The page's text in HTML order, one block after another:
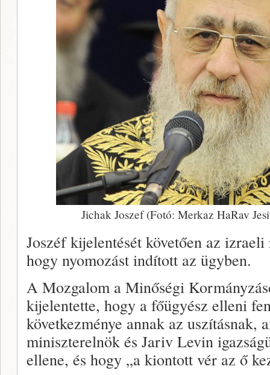
Jichak Joszef (Fotó: Merkaz HaRav
Joszéf kijelentését követően az
hogy nyomozást indított az ügyben.
A Mozgalom a Minőségi
kijelentette, hogy a főügyész elleni
következménye annak az uszításnak,
miniszterelnök és Jariv Levin
ellene, és hogy „a kiontott vér az ő